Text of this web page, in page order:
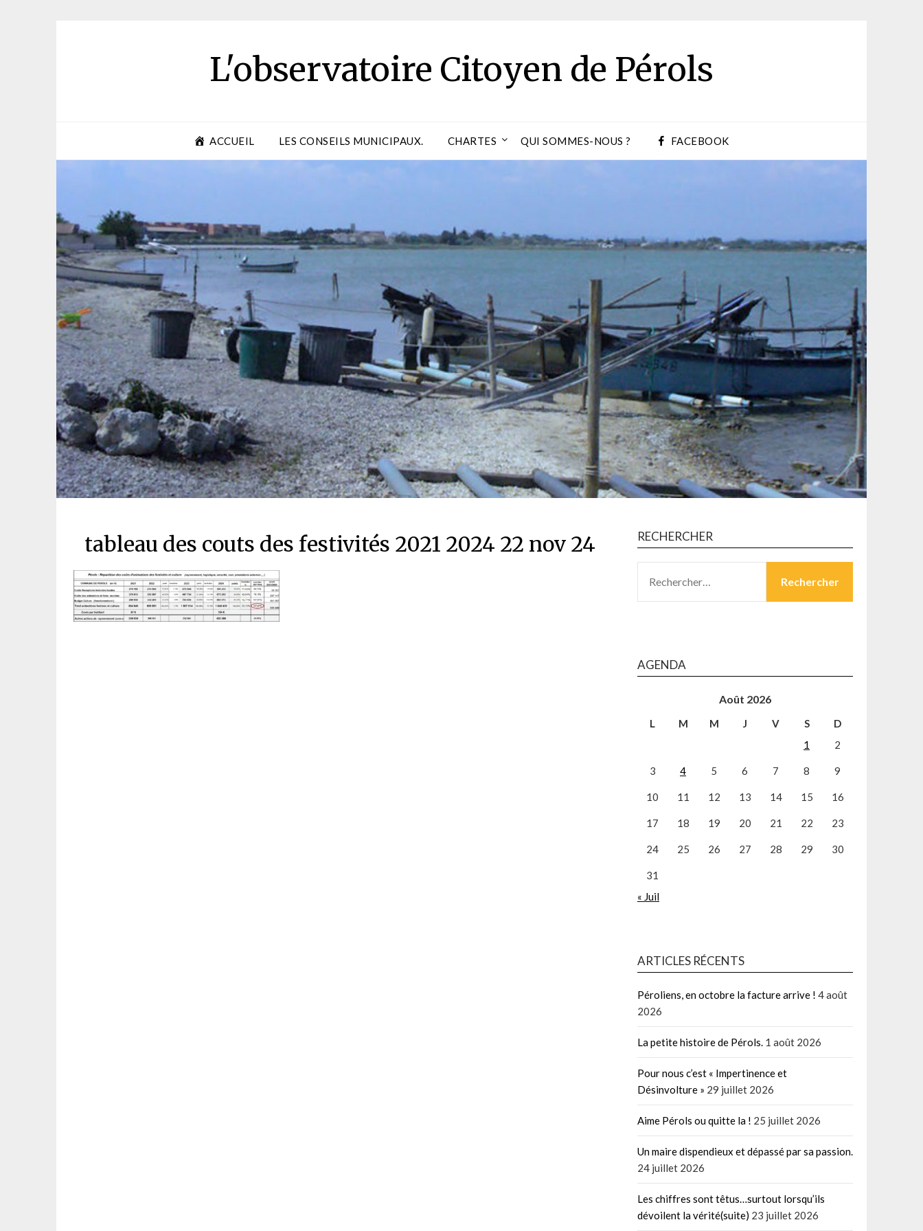
L'observatoire Citoyen de Pérols
ACCUEIL LES CONSEILS MUNICIPAUX. CHARTES QUI SOMMES-NOUS ? FACEBOOK
tableau des couts des festivités 2021 2024 22 nov 24 RECHERCHER
AGENDA
Août 2026
L M M J V S
D
1
2
3 4 5 6 7 8 9
10 11 12 13 14 15 16
17 18 19 20 21 22 23
24 25 26 27 28 29 30
31
« Juil
ARTICLES RÉCENTS
Péroliens, en octobre la facture arrive ! 4 août
2026
La petite histoire de Pérols. 1 août 2026
Pour nous c’est « Impertinence et
Désinvolture » 29 juillet 2026
Aime Pérols ou quitte la ! 25 juillet 2026
Un maire dispendieux et dépassé par sa passion.
24 juillet 2026
Les chiffres sont têtus…surtout lorsqu’ils
dévoilent la vérité(suite) 23 juillet 2026